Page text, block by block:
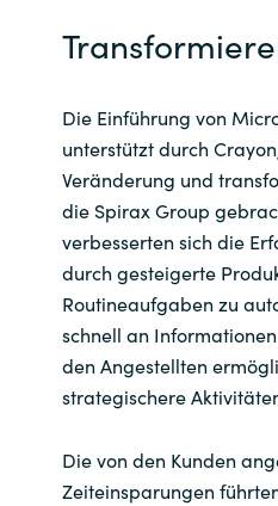
Die Einführung von
unterstützt durch
Veränderung und
die Spirax Group
verbesserten sich die
durch gesteigerte
Routineaufgaben zu
schnell an
den Angestellten
strategischere
Die von den Kunden
Zeiteinsparungen